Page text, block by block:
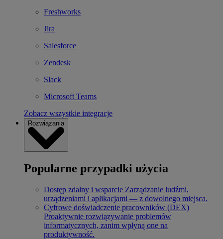
Freshworks
Jira
Salesforce
Zendesk
Slack
Microsoft Teams
Zobacz wszystkie integracje
Rozwiązania
Popularne przypadki użycia
Dostęp zdalny i wsparcie Zarządzanie ludźmi,
urządzeniami i aplikacjami — z dowolnego miejsca.
Cyfrowe doświadczenie pracowników (DEX)
Proaktywnie rozwiązywanie problemów
informatycznych, zanim wpłyną one na
produktywność.